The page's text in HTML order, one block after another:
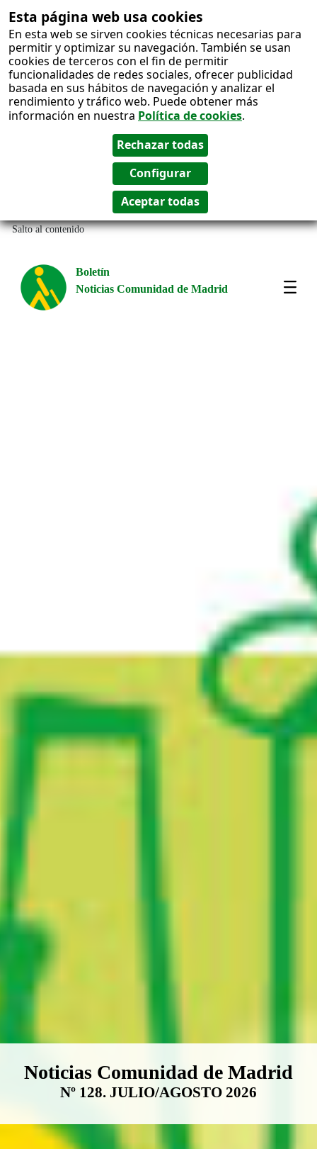
Esta página web usa cookies
En esta web se sirven cookies técnicas necesarias para
permitir y optimizar su navegación. También se usan
cookies de terceros con el fin de permitir
funcionalidades de redes sociales, ofrecer publicidad
basada en sus hábitos de navegación y analizar el
rendimiento y tráfico web. Puede obtener más
información en nuestra Política de cookies.
Salto al contenido
Boletín
Noticias Comunidad de Madrid
Boletín Noticias Comunidad de
Noticias Comunidad de Madrid
Nº 128. JULIO/AGOSTO 2026